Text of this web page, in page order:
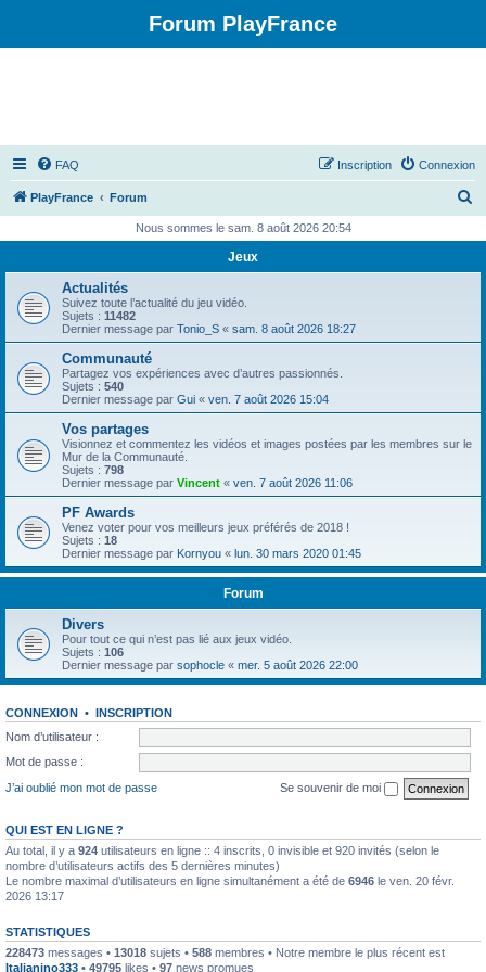
Forum PlayFrance
FAQ Connexion
Inscription
PlayFrance Forum
h
Nous sommes le sam. 8 août 2026 20:54
Jeux
Actualités
Suivez toute l’actualité du jeu vidéo.
Sujets : 11482
Dernier message par Tonio_S « sam. 8 août 2026 18:27
Communauté
Partagez vos expériences avec d’autres passionnés.
Sujets : 540
Dernier message par Gui « ven. 7 août 2026 15:04
Vos partages
Visionnez et commentez les vidéos et images postées par les membres sur le
Mur de la Communauté.
Sujets : 798
Dernier message par Vincent « ven. 7 août 2026 11:06
PF Awards
Venez voter pour vos meilleurs jeux préférés de 2018 !
Sujets : 18
Dernier message par Kornyou « lun. 30 mars 2020 01:45
Forum
Divers
Pour tout ce qui n’est pas lié aux jeux vidéo.
Sujets : 106
Dernier message par sophocle « mer. 5 août 2026 22:00
CONNEXION • INSCRIPTION
Nom d’utilisateur :
Mot de passe :
J’ai oublié mon mot de passe
Se souvenir de moi
QUI EST EN LIGNE ?
Au total, il y a 924 utilisateurs en ligne :: 4 inscrits, 0 invisible et 920 invités (selon le
nombre d’utilisateurs actifs des 5 dernières minutes)
Le nombre maximal d’utilisateurs en ligne simultanément a été de 6946 le ven. 20 févr.
2026 13:17
STATISTIQUES
228473 messages • 13018 sujets • 588 membres • Notre membre le plus récent est
Italianino333 • 49795 likes • 97 news promues